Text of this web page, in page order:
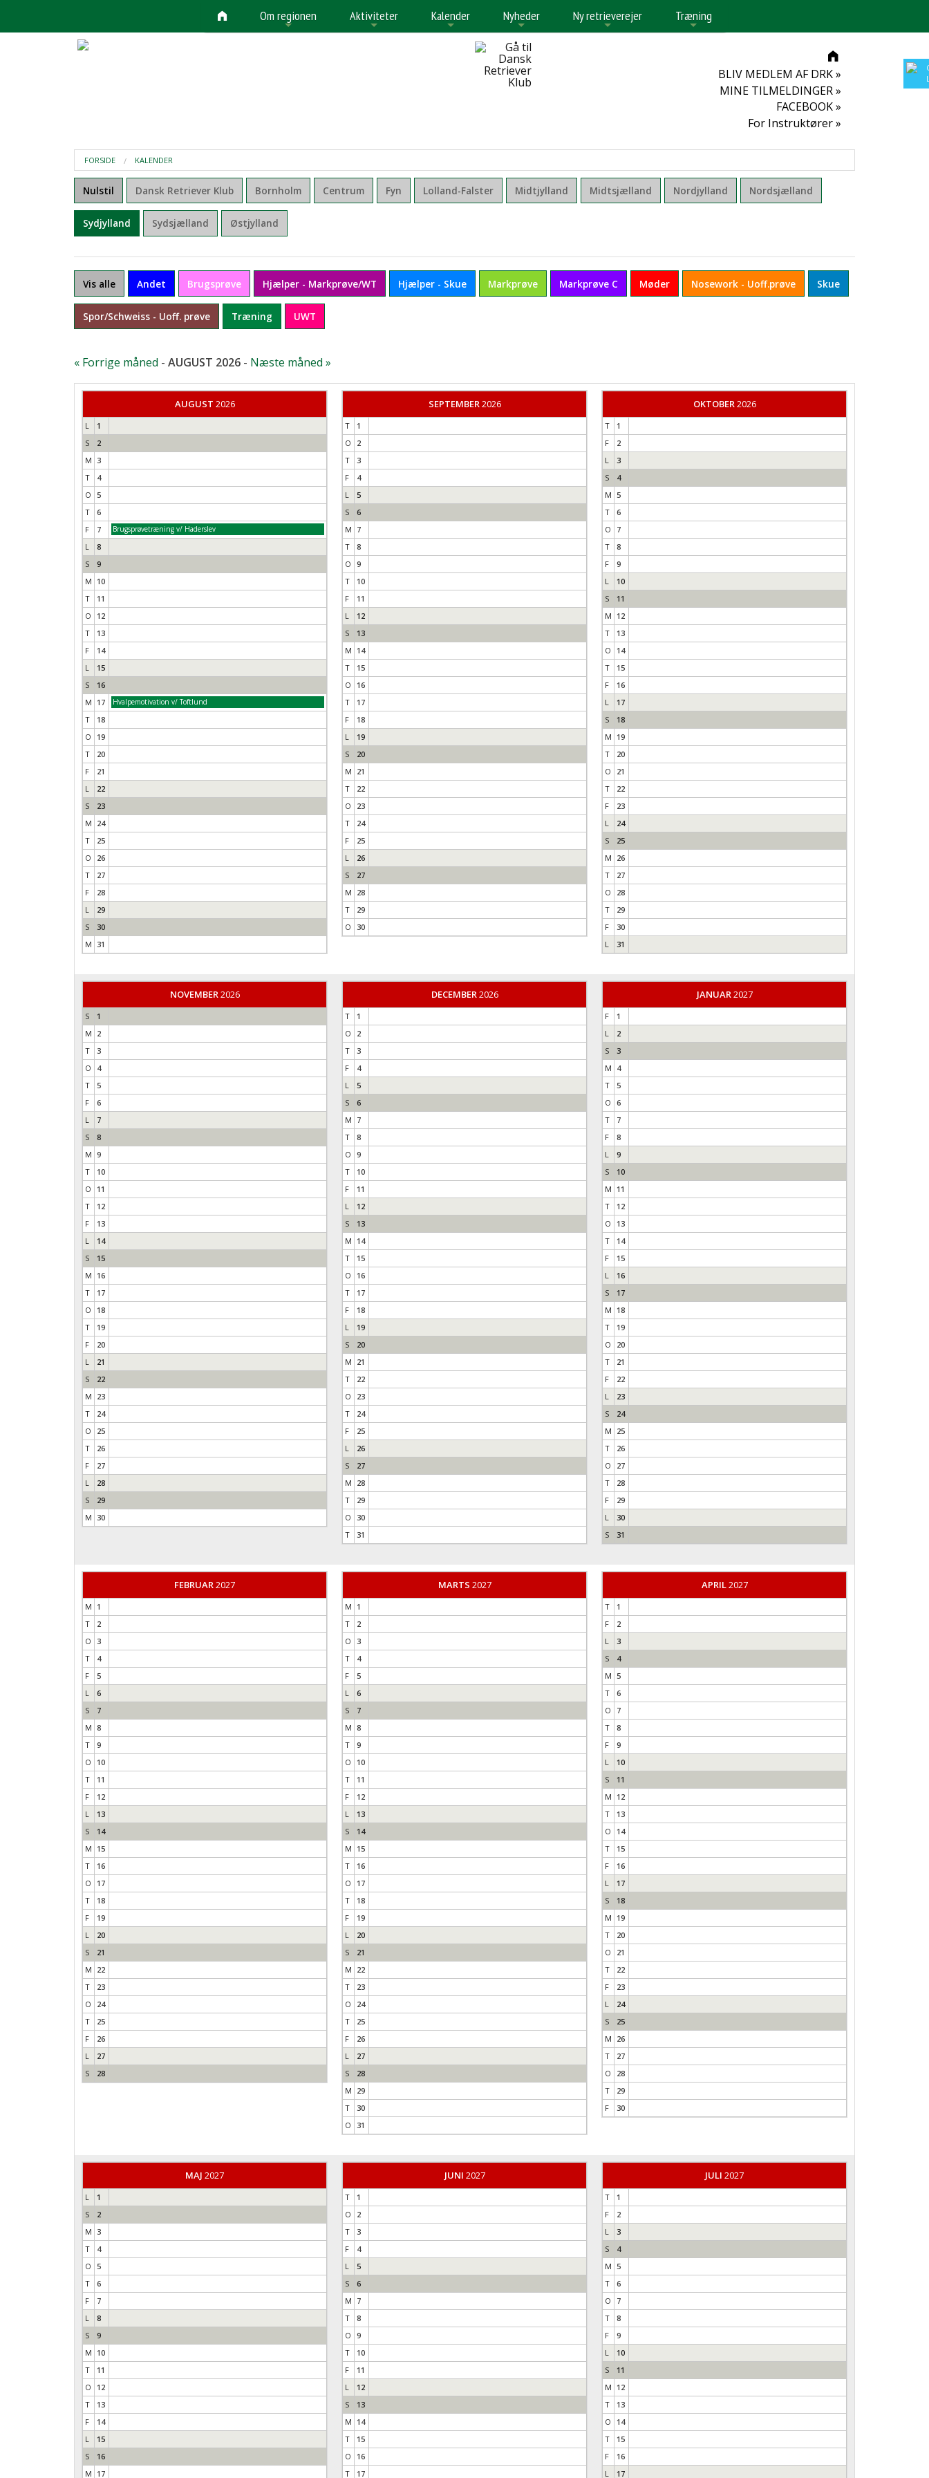
Om regionen Aktiviteter Kalender Nyheder Ny retrieverejer Træning
BLIV MEDLEM AF DRK »
MINE TILMELDINGER »
FACEBOOK »
For Instruktører »
FORSIDE KALENDER
Nulstil Dansk Retriever Klub Bornholm Centrum Fyn Lolland-Falster Midtjylland Midtsjælland Nordjylland Nordsjælland
Sydjylland Sydsjælland Østjylland
Vis alle Andet Brugsprøve Hjælper - Markprøve/WT Hjælper - Skue Markprøve Markprøve C Møder Nosework - Uoff.prøve Skue
Spor/Schweiss - Uoff. prøve Træning UWT
« Forrige måned - AUGUST 2026 - Næste måned »
AUGUST 2026
L
1
S
2
M 3
T
4
O 5
T
6
F
7 Brugsprøvetræning v/ Haderslev
L
8
S
9
M 10
T
11
O
12
T
13
F
14
L
15
S
16
M 17 Hvalpemotivation v/ Toftlund
T
18
O
19
T
20
F
21
L
22
S
23
M 24
T
25
O
26
T
27
F
28
L
29
S
30
M 31
SEPTEMBER2026
T
1
O
2
T
3
F
4
L
5
S
6
M 7
T
8
O 9
T
10
F
11
L
12
S
13
M 14
T
15
O
16
T
17
F
18
L
19
S
20
M 21
T
22
O
23
T
24
F
25
L
26
S
27
M 28
T
29
O 30
OKTOBER2026
T
1
F
2
L
3
S
4
M 5
T
6
O
7
T
8
F
9
L
10
S
11
M 12
T
13
O
14
T
15
F
16
L
17
S
18
M 19
T
20
O
21
T
22
F
23
L
24
S
25
M 26
T
27
O
28
T
29
F
30
L
31
NOVEMBER2026
S
1
M 2
T
3
O
4
T
5
F
6
L
7
S
8
M 9
T
10
O
11
T
12
F
13
L
14
S
15
M 16
T
17
O
18
T
19
F
20
L
21
S
22
M 23
T
24
O
25
T
26
F
27
L
28
S
29
M 30
DECEMBER2026
T
1
O
2
T
3
F
4
L
5
S
6
M 7
T
8
O 9
T
10
F
11
L
12
S
13
M 14
T
15
O
16
T
17
F
18
L
19
S
20
M 21
T
22
O
23
T
24
F
25
L
26
S
27
M 28
T
29
O 30
T
31
JANUAR2027
F
1
L
2
S
3
M 4
T
5
O 6
T
7
F
8
L
9
S
10
M 11
T
12
O
13
T
14
F
15
L
16
S
17
M 18
T
19
O
20
T
21
F
22
L
23
S
24
M 25
T
26
O
27
T
28
F
29
L
30
S
31
FEBRUAR2027
M 1
T
2
O 3
T
4
F
5
L
6
S
7
M 8
T
9
O
10
T
11
F
12
L
13
S
14
M 15
T
16
O
17
T
18
F
19
L
20
S
21
M 22
T
23
O
24
T
25
F
26
L
27
S
28
MARTS 2027
M 1
T
2
O 3
T
4
F
5
L
6
S
7
M 8
T
9
O
10
T
11
F
12
L
13
S
14
M 15
T
16
O
17
T
18
F
19
L
20
S
21
M 22
T
23
O
24
T
25
F
26
L
27
S
28
M 29
T
30
O 31
APRIL2027
T
1
F
2
L
3
S
4
M 5
T
6
O
7
T
8
F
9
L
10
S
11
M 12
T
13
O
14
T
15
F
16
L
17
S
18
M 19
T
20
O
21
T
22
F
23
L
24
S
25
M 26
T
27
O
28
T
29
F
30
MAJ 2027
L
1
S
2
M 3
T
4
O 5
T
6
F
7
L
8
S
9
M 10
T
11
O
12
T
13
F
14
L
15
S
16
M 17
JUNI 2027
T
1
O
2
T
3
F
4
L
5
S
6
M 7
T
8
O 9
T
10
F
11
L
12
S
13
M 14
T
15
O
16
T
17
JULI 2027
T
1
F
2
L
3
S
4
M 5
T
6
O
7
T
8
F
9
L
10
S
11
M 12
T
13
O
14
T
15
F
16
L
17